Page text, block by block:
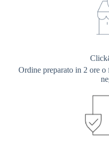
Ordine preparato in 2 ore